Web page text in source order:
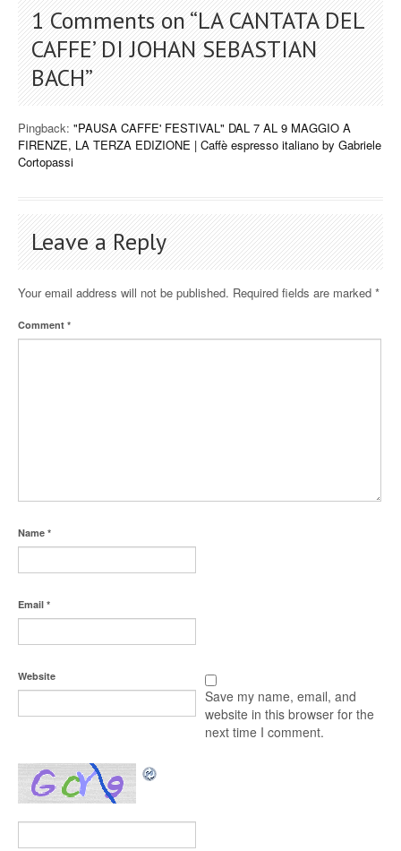
1 Comments on “LA CANTATA DEL
CAFFE’ DI JOHAN SEBASTIAN
BACH”
Pingback: "PAUSA CAFFE' FESTIVAL" DAL 7 AL 9 MAGGIO A
FIRENZE, LA TERZA EDIZIONE | Caffè espresso italiano by Gabriele
Cortopassi
Leave a Reply
Your email address will not be published. Required fields are marked *
Comment *
Name *
Email *
Website
Save my name, email, and
website in this browser for the
next time I comment.